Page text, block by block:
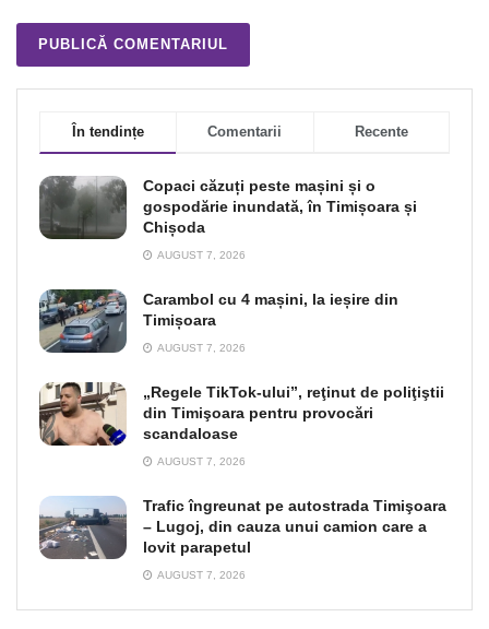
În tendințe Comentarii Recente
Copaci căzuți peste mașini și o
gospodărie inundată, în Timișoara și
Chișoda
AUGUST 7, 2026
Carambol cu 4 mașini, la ieșire din
Timișoara
AUGUST 7, 2026
„Regele TikTok-ului”, reţinut de poliţiştii
din Timişoara pentru provocări
scandaloase
AUGUST 7, 2026
Trafic îngreunat pe autostrada Timişoara
– Lugoj, din cauza unui camion care a
lovit parapetul
AUGUST 7, 2026